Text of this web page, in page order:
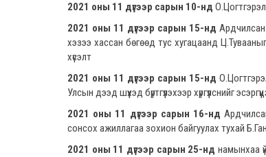
2021 оны 11 дүгээр сарын 10-нд
2021 оны 11 дүгээр сарын 15-нд Ардчилсан
хэзээ хассан бөгөөд тус хугацаанд
хүсэлт
2021 оны 11 дүгээр сарын 15-нд
Улсын дээд шүүхэд бүртгүүлэхээр хүргүүлснийг
2021 оны 11 дүгээр сарын 16-нд
сонсох ажиллагаа зохион байгуулах тухай
2021 оны 11 дүгээр сарын 25-нд намынхаа